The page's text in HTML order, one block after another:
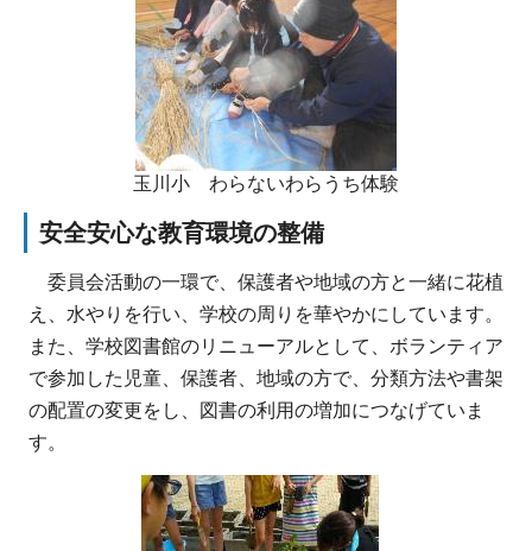
玉川小 わらないわらうち体験
安全安心な教育環境の整備
委員会活動の一環で、保護者や地域の方と一緒に花植
え、水やりを行い、学校の周りを華やかにしています。
また、学校図書館のリニューアルとして、ボランティア
で参加した児童、保護者、地域の方で、分類方法や書架
の配置の変更をし、図書の利用の増加につなげていま
す。